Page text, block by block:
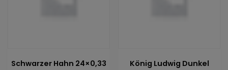
Schwarzer Hahn 24×0,33
König Ludwig Dunkel